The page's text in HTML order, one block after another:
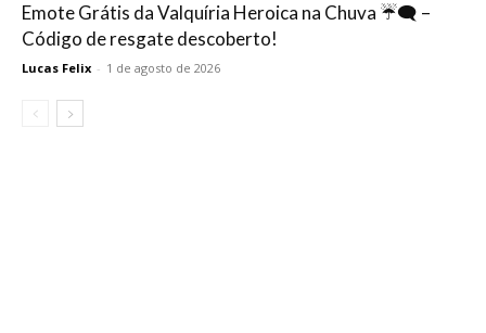
Emote Grátis da Valquíria Heroica na Chuva ☔🗨️ –
Código de resgate descoberto!
Lucas Felix - 1 de agosto de 2026